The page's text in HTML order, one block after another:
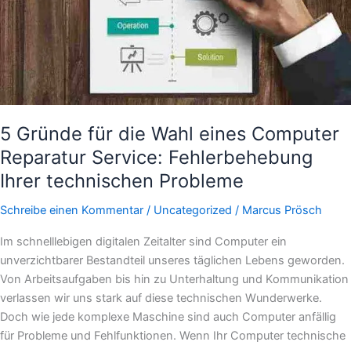
5 Gründe für die Wahl eines Computer
Reparatur Service: Fehlerbehebung
Ihrer technischen Probleme
Schreibe einen Kommentar / Uncategorized / Marcus Prösch
Im schnelllebigen digitalen Zeitalter sind Computer ein
unverzichtbarer Bestandteil unseres täglichen Lebens geworden.
Von Arbeitsaufgaben bis hin zu Unterhaltung und Kommunikation
verlassen wir uns stark auf diese technischen Wunderwerke.
Doch wie jede komplexe Maschine sind auch Computer anfällig
für Probleme und Fehlfunktionen. Wenn Ihr Computer technische
Service:
Fehlerbehebung
Ihrer
technischen
Probleme